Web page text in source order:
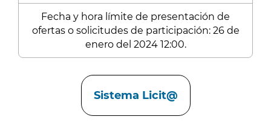
Fecha y hora límite de presentación de
ofertas o solicitudes de participación: 26 de
enero del 2024 12:00.
Sistema Licit@